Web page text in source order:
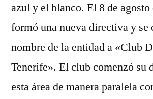
azul y el blanco. El 8 de agosto
formó una nueva directiva y se
nombre de la entidad a «Club
Tenerife». El club comenzó su
esta área de manera paralela